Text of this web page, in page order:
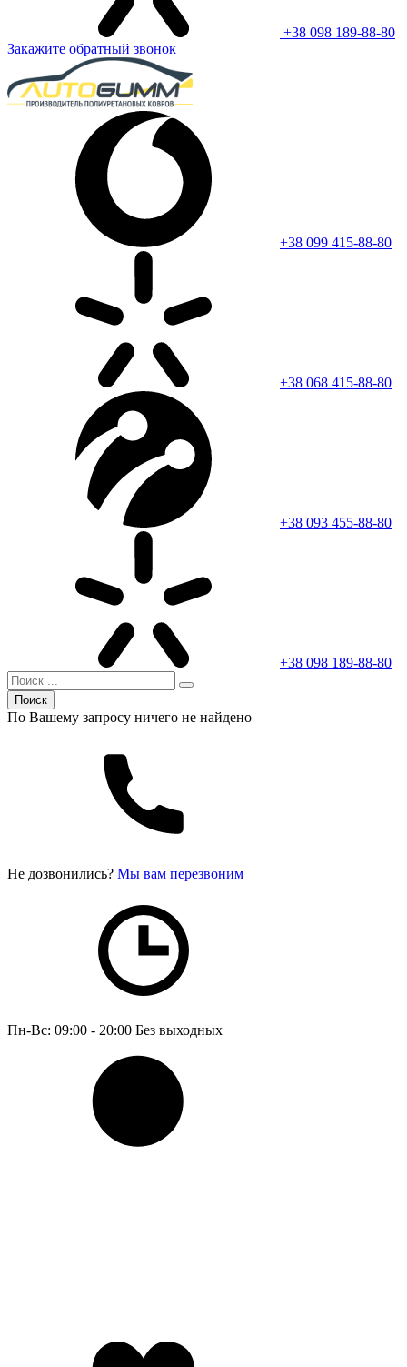
+38 098 189-88-80
Закажите обратный звонок
+38 099 415-88-80
+38 068 415-88-80
+38 093 455-88-80
+38 098 189-88-80
Поиск
По Вашему запросу ничего не найдено
Не дозвонились? Мы вам перезвоним
Пн-Вс: 09:00 - 20:00 Без выходных